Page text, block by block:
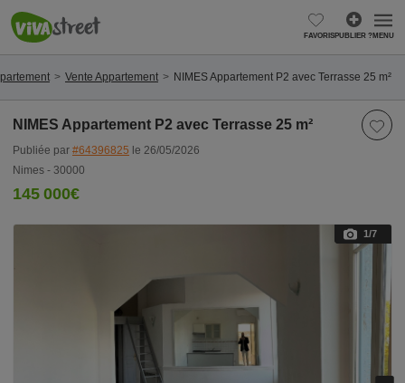
FAVORISPUBLIER ?MENU
Vente Appartement NIMES Appartement P2 avec Terrasse 25 m²
NIMES Appartement P2 avec Terrasse 25 m²
Publiée par #64396825 le 26/05/2026
Nimes - 30000
145 000€
1/7